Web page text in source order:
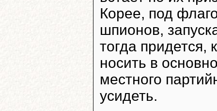
Корее, под
шпионов,
тогда придется,
носить в
местного
усидеть.